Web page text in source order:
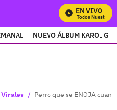
EN VIVO
Mira Todos Nuestros
NUEVO ÁLBUM KAROL G
Virales / Perro que se ENOJA